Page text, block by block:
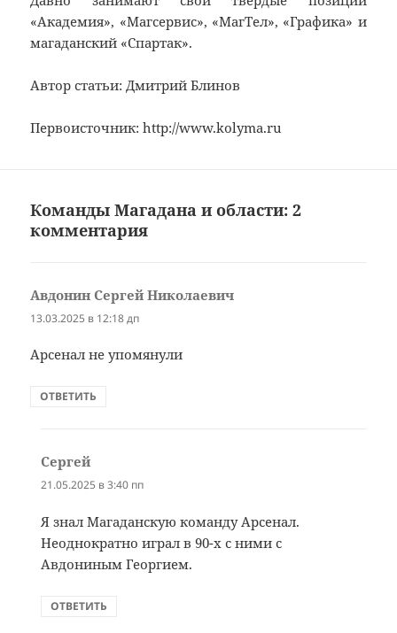
«Академия», «Магсервис», «МагТел», «Графика» и
магаданский «Спартак».
Автор статьи: Дмитрий Блинов
Первоисточник: http://www.kolyma.ru
Команды Магадана и области: 2
комментария
Авдонин Сергей Николаевич
13.03.2025 в 12:18 дп
Арсенал не упомянули
ОТВЕТИТЬ
Сергей
21.05.2025 в 3:40 пп
Я знал Магаданскую команду Арсенал.
Неоднократно играл в 90-х с ними с
Авдониным Георгием.
ОТВЕТИТЬ